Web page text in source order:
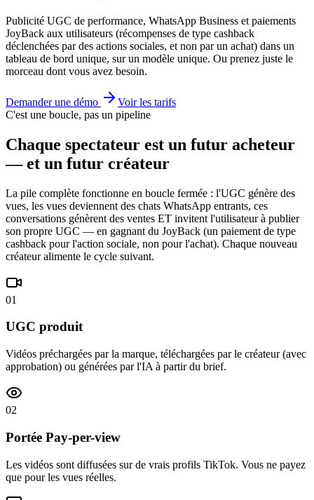
Publicité UGC de performance, WhatsApp Business et paiements
JoyBack aux utilisateurs (récompenses de type cashback
déclenchées par des actions sociales, et non par un achat) dans un
tableau de bord unique, sur un modèle unique. Ou prenez juste le
morceau dont vous avez besoin.
Demander une démo
Voir les tarifs
C'est une boucle, pas un pipeline
Chaque spectateur est un futur acheteur
— et un futur créateur
La pile complète fonctionne en boucle fermée : l'UGC génère des
vues, les vues deviennent des chats WhatsApp entrants, ces
conversations génèrent des ventes ET invitent l'utilisateur à publier
son propre UGC — en gagnant du JoyBack (un paiement de type
cashback pour l'action sociale, non pour l'achat). Chaque nouveau
créateur alimente le cycle suivant.
01
UGC produit
Vidéos préchargées par la marque, téléchargées par le créateur (avec
approbation) ou générées par l'IA à partir du brief.
02
Portée Pay-per-view
Les vidéos sont diffusées sur de vrais profils TikTok. Vous ne payez
que pour les vues réelles.